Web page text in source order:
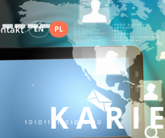
EN PL